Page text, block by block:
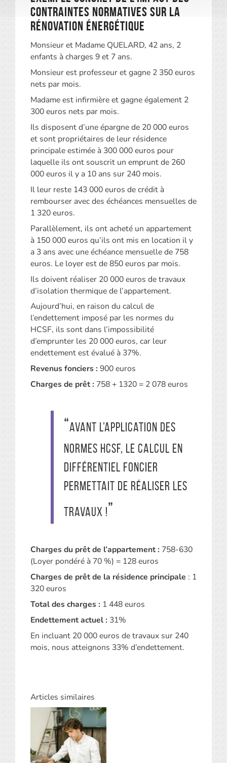
contraintes normatives sur la
rénovation énergétique
Monsieur et Madame QUELARD, 42 ans, 2
enfants à charges 9 et 7 ans.
Monsieur est professeur et gagne 2 350 euros
nets par mois.
Madame est infirmière et gagne également 2
300 euros nets par mois.
Ils disposent d’une épargne de 20 000 euros
et sont propriétaires de leur résidence
principale estimée à 300 000 euros pour
laquelle ils ont souscrit un emprunt de 260
000 euros il y a 10 ans sur 240 mois.
Il leur reste 143 000 euros de crédit à
rembourser avec des échéances mensuelles de
1 320 euros.
Parallèlement, ils ont acheté un appartement
à 150 000 euros qu’ils ont mis en location il y
a 3 ans avec une échéance mensuelle de 758
euros. Le loyer est de 850 euros par mois.
Ils doivent réaliser 20 000 euros de travaux
d’isolation thermique de l’appartement.
Aujourd’hui, en raison du calcul de
l’endettement imposé par les normes du
HCSF, ils sont dans l’impossibilité
d’emprunter les 20 000 euros, car leur
endettement est évalué à 37%.
Revenus fonciers : 900 euros
Charges de prêt : 758 + 1320 = 2 078 euros
Avant l’application des
normes HCSF, le calcul en
différentiel foncier
permettait de réaliser les
travaux !
Charges du prêt de l’appartement : 758-630
(Loyer pondéré à 70 %) = 128 euros
Charges de prêt de la résidence principale : 1
320 euros
Total des charges : 1 448 euros
Endettement actuel : 31%
En incluant 20 000 euros de travaux sur 240
mois, nous atteignons 33% d’endettement.
Articles similaires